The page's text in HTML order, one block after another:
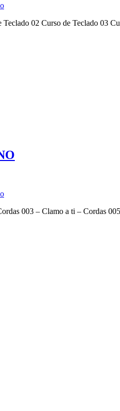
02 Curso de Teclado 03
003 – Clamo a ti – Cordas